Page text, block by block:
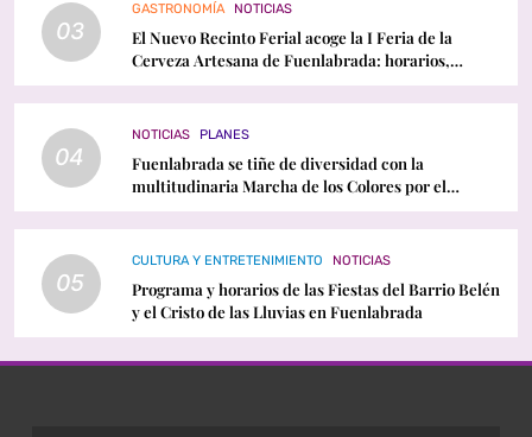
03
GASTRONOMÍA NOTICIAS
El Nuevo Recinto Ferial acoge la I Feria de la
Cerveza Artesana de Fuenlabrada: horarios,
conciertos y programación
04
NOTICIAS PLANES
Fuenlabrada se tiñe de diversidad con la
multitudinaria Marcha de los Colores por el
Orgullo LGTBI
05
CULTURA Y ENTRETENIMIENTO NOTICIAS
Programa y horarios de las Fiestas del Barrio Belén
y el Cristo de las Lluvias en Fuenlabrada